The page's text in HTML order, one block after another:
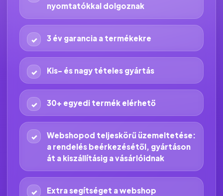
nyomtatókkal dolgoznak
3 év garancia a termékekre
Kis- és nagy tételes gyártás
30+ egyedi termék elérhető
Webshopod teljeskörű üzemeltetése:
a rendelés beérkezésétől, gyártáson
át a kiszállításig a vásárlóidnak
Extra segítséget a webshop